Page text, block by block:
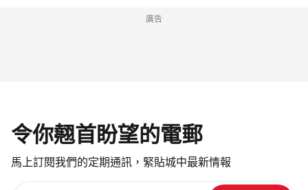
廣告
令你翹首盼望的電郵
馬上訂閱我們的定期通訊，緊貼城中最新情報